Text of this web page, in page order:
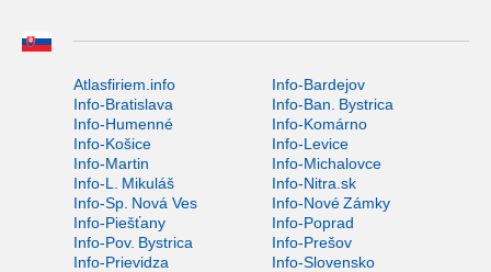
Atlasfiriem.info
Info-Bardejov
Info-Bratislava
Info-Ban. Bystrica
Info-Humenné
Info-Komárno
Info-Košice
Info-Levice
Info-Martin
Info-Michalovce
Info-L. Mikuláš
Info-Nitra.sk
Info-Sp. Nová Ves
Info-Nové Zámky
Info-Piešťany
Info-Poprad
Info-Pov. Bystrica
Info-Prešov
Info-Prievidza
Info-Slovensko